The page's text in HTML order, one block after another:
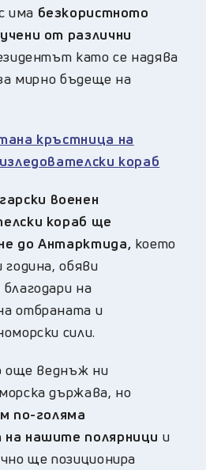
има безкористното
от различни
като се надява
мирно бъдеще на
кръстница на
кораб
военен
кораб ще
до Антарктида, което
обяви
на
отбраната и
сили.
още веднъж ни
държава, но
по-голяма
нашите полярници и
ще позиционира